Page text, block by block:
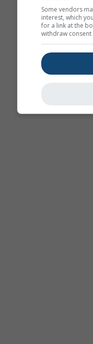
Some vendors
interest, which
for a link at the
withdraw